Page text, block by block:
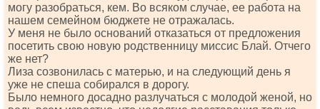
могу разобраться, кем. Во всяком случае, ее работа на
нашем семейном бюджете не отражалась.
У меня не было оснований отказаться от предложения
посетить свою новую родственницу миссис Блай. Отчего
же нет?
Лиза созвонилась с матерью, и на следующий день я
уже не спеша собирался в дорогу.
Было немного досадно разлучаться с молодой женой, но